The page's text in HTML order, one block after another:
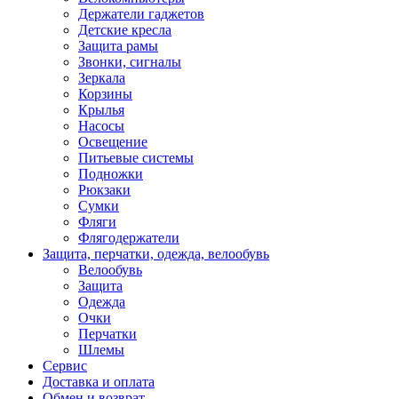
Держатели гаджетов
Детские кресла
Защита рамы
Звонки, сигналы
Зеркала
Корзины
Крылья
Насосы
Освещение
Питьевые системы
Подножки
Рюкзаки
Сумки
Фляги
Флягодержатели
Защита, перчатки, одежда, велообувь
Велообувь
Защита
Одежда
Очки
Перчатки
Шлемы
Сервис
Доставка и оплата